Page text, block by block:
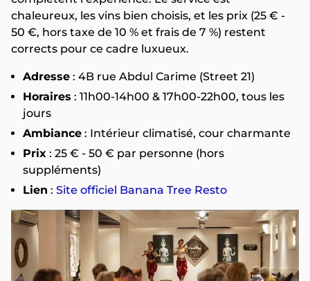
chaleureux, les vins bien choisis, et les prix (25 € -
50 €, hors taxe de 10 % et frais de 7 %) restent
corrects pour ce cadre luxueux.
Adresse : 4B rue Abdul Carime (Street 21)
Horaires : 11h00-14h00 & 17h00-22h00, tous les
jours
Ambiance : Intérieur climatisé, cour charmante
Prix : 25 € - 50 € par personne (hors
suppléments)
Lien : Site officiel Banana Tree Resto